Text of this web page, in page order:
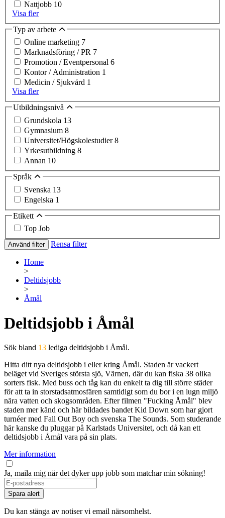
Nattjobb 10
Visa fler
Typ av arbete
Online marketing 7
Marknadsföring / PR 7
Promotion / Eventpersonal 6
Kontor / Administration 1
Medicin / Sjukvård 1
Visa fler
Utbildningsnivå
Grundskola 13
Gymnasium 8
Universitet/Högskolestudier8
Yrkesutbildning 8
Annan 10
Språk
Svenska 13
Engelska 1
Etikett
Top Job
Använd filter Rensa filter
Home
>
Deltidsjobb
>
Åmål
Deltidsjobb i Åmål
Sök bland 13 lediga deltidsjobb i Åmål.
Hitta ditt nya deltidsjobb i eller kring Åmål. Staden är vackert
beläget vid Sveriges största sjö, Värnen, där du kan fiska 38 olika
sorters fisk. Med buss och tåg kan du enkelt ta dig till större städer
för att ta in storstadsatmosfären samtidigt som du bor i en lugn miljö
nära vatten och skogsområden. Efter filmen "Fucking Åmål" blev
staden mer känd och här bildades bandet Kid Down som har gjort
turnéer med Fall Out Boy och svenska The Sounds. Som studerande
här kanske du pluggar på Karlstads Universitet, och då kan ett
deltidsjobb i Åmål vara på sin plats.
Mer information
Ja, maila mig när det dyker upp jobb som matchar min sökning!
If
you
are
a
Spara alert
Du kan stänga av notiser vi email närsomhelst.